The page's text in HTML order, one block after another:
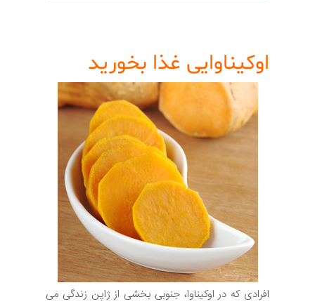
اوکیناوایی غذا بخورید
افرادی که در اوکیناوا، جنوبی بخشی از ژاپن زندگی می